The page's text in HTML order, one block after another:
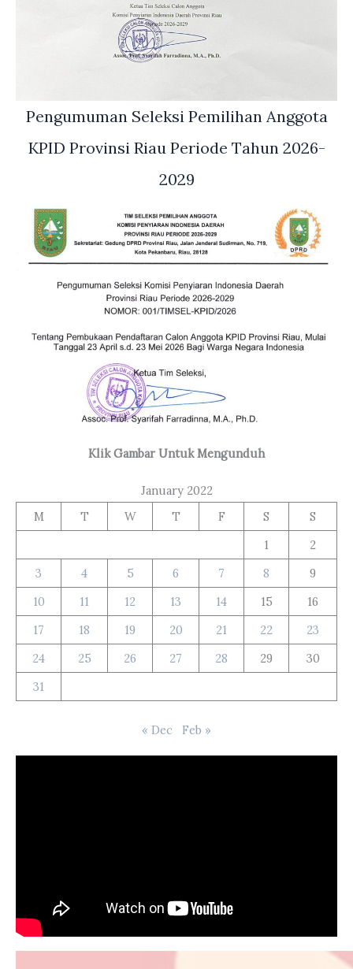
Pengumuman Seleksi Pemilihan Anggota
KPID Provinsi Riau Periode Tahun 2026-
2029
Klik Gambar Untuk Mengunduh
January 2022
M
T W T F S
S
1
2
3
4 5 6 7 8
9
10
11 12 13 14 15
16
17
18 19 20 21 22
23
24
25 26 27 28 29
30
31
« Dec Feb »